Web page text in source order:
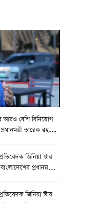
আরও বেশি বিনিয়োগ
তারেক রহমান
২৪
জিনিয়া স্টার
প্রধানমন্ত্রী
জিনিয়া স্টার